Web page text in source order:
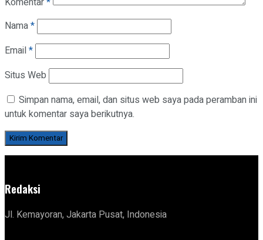
Nama*
Email*
Situs Web
Simpan nama, email, dan situs web saya pada peramban ini
untuk komentar saya berikutnya.
Redaksi
Jl. Kemayoran, Jakarta Pusat, Indonesia